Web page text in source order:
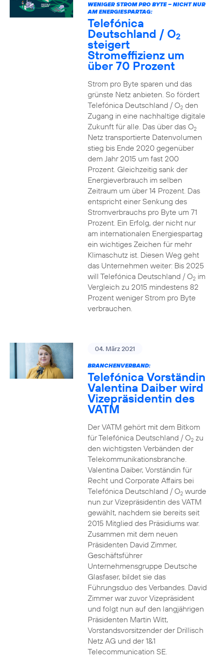
WENIGER STROM PRO BYTE – NICHT NUR
AM ENERGIESPARTAG:
Telefónica
Deutschland / O2
steigert
Stromeffizienz um
über 70 Prozent
Strom pro Byte sparen und das
grünste Netz anbieten. So fördert
Telefónica Deutschland / O2den
Zugang in eine nachhaltige digitale
Zukunft für alle. Das über das O2
Netz transportierte Datenvolumen
stieg bis Ende 2020 gegenüber
dem Jahr 2015 um fast 200
Prozent. Gleichzeitig sank der
Energieverbrauch im selben
Zeitraum um über 14 Prozent. Das
entspricht einer Senkung des
Stromverbrauchs pro Byte um 71
Prozent. Ein Erfolg, der nicht nur
am internationalen Energiespartag
ein wichtiges Zeichen für mehr
Klimaschutz ist. Diesen Weg geht
das Unternehmen weiter: Bis 2025
will Telefónica Deutschland / O2im
Vergleich zu 2015 mindestens 82
Prozent weniger Strom pro Byte
verbrauchen.
04. März 2021
BRANCHENVERBAND:
Telefónica Vorständin
Valentina Daiber wird
Vizepräsidentin des
VATM
Der VATM gehört mit dem Bitkom
für Telefónica Deutschland / O2zu
den wichtigsten Verbänden der
Telekommunikationsbranche.
Valentina Daiber, Vorständin für
Recht und Corporate Affairs bei
Telefónica Deutschland / O2wurde
nun zur Vizepräsidentin des VATM
gewählt, nachdem sie bereits seit
2015 Mitglied des Präsidiums war.
Zusammen mit dem neuen
Präsidenten David Zimmer,
Geschäftsführer
Unternehmensgruppe Deutsche
Glasfaser, bildet sie das
Führungsduo des Verbandes. David
Zimmer war zuvor Vizepräsident
und folgt nun auf den langjährigen
Präsidenten Martin Witt,
Vorstandsvorsitzender der Drillisch
Netz AG und der 1&1
Telecommunication SE.